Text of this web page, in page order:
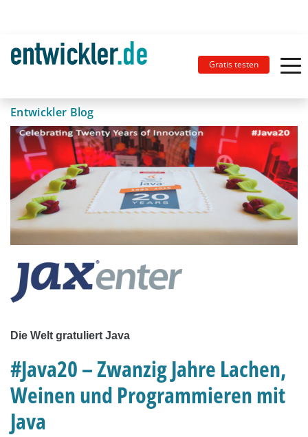
Gratis testen
Entwickler Blog
Die Welt gratuliert Java
#Java20 – Zwanzig Jahre Lachen,
Weinen und Programmieren mit
Java